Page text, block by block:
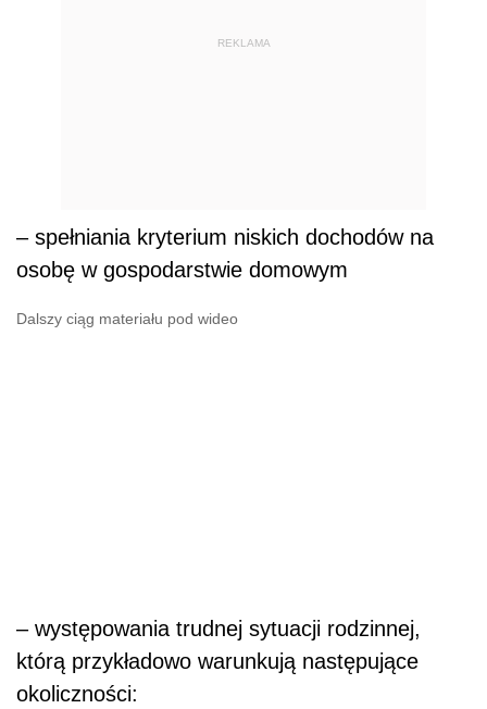
REKLAMA
– spełniania kryterium niskich dochodów na
osobę w gospodarstwie domowym
Dalszy ciąg materiału pod wideo
– występowania trudnej sytuacji rodzinnej,
którą przykładowo warunkują następujące
okoliczności: